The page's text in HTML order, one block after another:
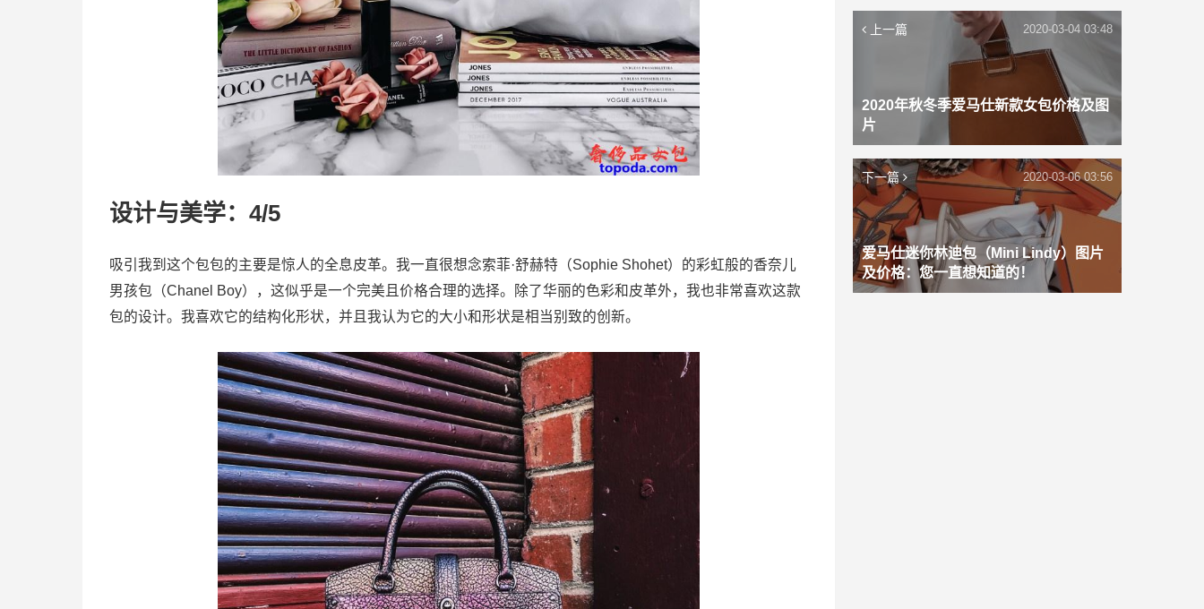
设计与美学：4/5
吸引我到这个包包的主要是惊人的全息皮革。我一直很想念索菲·舒赫特（Sophie Shohet）的彩虹般的香奈儿
男孩包（Chanel Boy），这似乎是一个完美且价格合理的选择。除了华丽的色彩和皮革外，我也非常喜欢这款
包的设计。我喜欢它的结构化形状，并且我认为它的大小和形状是相当别致的创新。
上一篇
2020年秋冬季爱马仕新款女包价格及图
片
2020-03-04 03:48
下一篇
爱马仕迷你林迪包（Mini Lindy）图片
及价格：您一直想知道的！
2020-03-06 03:56